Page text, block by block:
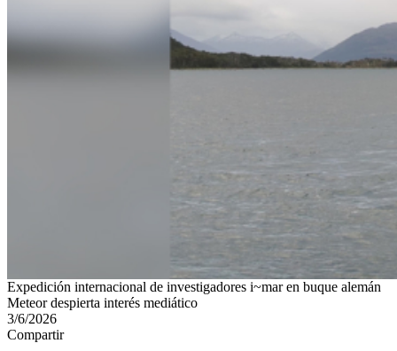
Expedición internacional de investigadores i~mar en buque alemán
Meteor despierta interés mediático
3/6/2026
Compartir